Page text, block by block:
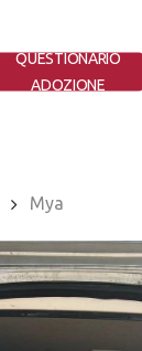
QUESTIONARIO
ADOZIONE
Mya